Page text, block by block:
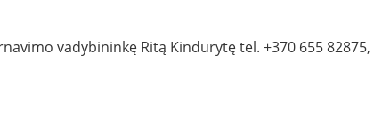
vadybininkę Ritą Kindurytę tel. +370 655 82875,